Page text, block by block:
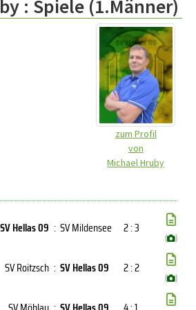
: Spiele (1.Männer)
zum Profil
von
Michael Hruby
SV Hellas 09 : SV Mildensee 2 : 3
( )
SV Roitzsch : SV Hellas 09 2 : 2
( )